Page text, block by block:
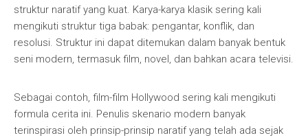
struktur naratif yang kuat. Karya-karya klasik sering kali
mengikuti struktur tiga babak: pengantar, konflik, dan
resolusi. Struktur ini dapat ditemukan dalam banyak bentuk
seni modern, termasuk film, novel, dan bahkan acara televisi.
Sebagai contoh, film-film Hollywood sering kali mengikuti
formula cerita ini. Penulis skenario modern banyak
terinspirasi oleh prinsip-prinsip naratif yang telah ada sejak